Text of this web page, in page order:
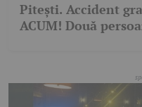
Pitești. Accident
ACUM! Două